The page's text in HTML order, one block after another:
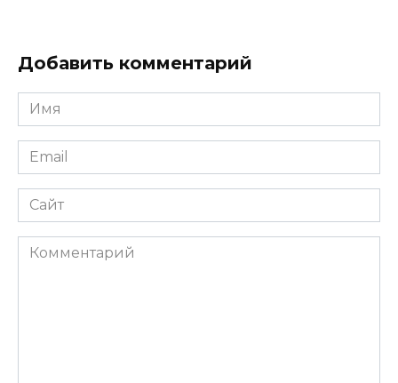
Добавить комментарий
Имя
*
Email
*
Сайт
Комментарий